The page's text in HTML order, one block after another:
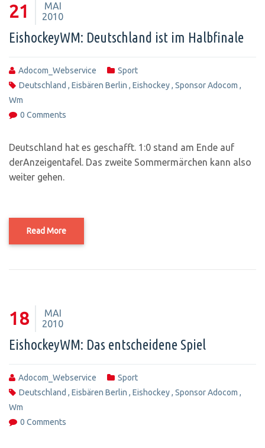
21
MAI
2010
EishockeyWM: Deutschland ist im Halbfinale
Adocom_Webservice
Sport
Deutschland , Eisbären Berlin , Eishockey, Sponsor Adocom ,
Wm
0 Comments
Deutschland hat es geschafft. 1:0 stand am Ende auf
derAnzeigentafel. Das zweite Sommermärchen kann also
weiter gehen.
Read More
18
MAI
2010
EishockeyWM: Das entscheidene Spiel
Adocom_Webservice
Sport
Deutschland , Eisbären Berlin , Eishockey, Sponsor Adocom ,
Wm
0 Comments